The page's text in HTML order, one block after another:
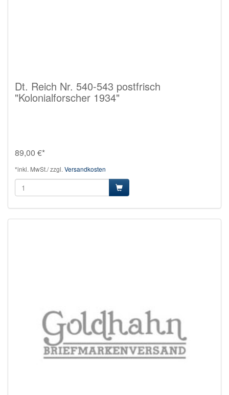
Dt. Reich Nr. 540-543 postfrisch
"Kolonialforscher 1934"
89,00 €*
*inkl. MwSt./ zzgl. Versandkosten